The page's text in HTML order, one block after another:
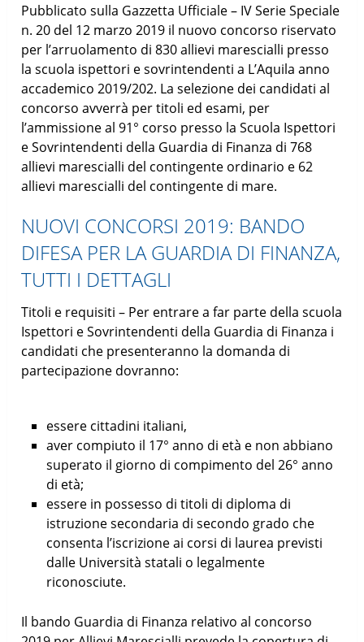
Pubblicato sulla Gazzetta Ufficiale – IV Serie Speciale
n. 20 del 12 marzo 2019 il nuovo concorso riservato
per l’arruolamento di 830 allievi marescialli presso
la scuola ispettori e sovrintendenti a L’Aquila anno
accademico 2019/202. La selezione dei candidati al
concorso avverrà per titoli ed esami, per
l’ammissione al 91° corso presso la Scuola Ispettori
e Sovrintendenti della Guardia di Finanza di 768
allievi marescialli del contingente ordinario e 62
allievi marescialli del contingente di mare.
NUOVI CONCORSI 2019: BANDO
DIFESA PER LA GUARDIA DI FINANZA,
TUTTI I DETTAGLI
Titoli e requisiti – Per entrare a far parte della scuola
Ispettori e Sovrintendenti della Guardia di Finanza i
candidati che presenteranno la domanda di
partecipazione dovranno:
essere cittadini italiani,
aver compiuto il 17° anno di età e non abbiano
superato il giorno di compimento del 26° anno
di età;
essere in possesso di titoli di diploma di
istruzione secondaria di secondo grado che
consenta l’iscrizione ai corsi di laurea previsti
dalle Università statali o legalmente
riconosciute.
Il bando Guardia di Finanza relativo al concorso